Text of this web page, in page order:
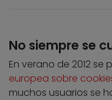
No siempre se
En verano de 2012 se
europea sobre
muchos usuarios se